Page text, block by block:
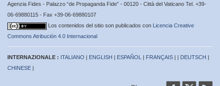
Agenzia Fides - Palazzo “de Propaganda Fide” - 00120 - Città del Vaticano Tel. +39-
06-69880115 - Fax +39-06-69880107
Los contenidos del sitio son publicados con Licencia Creative
Commons Atribución 4.0 Internacional
INTERNAZIONALE : ITALIANO | ENGLISH | ESPAÑOL | FRANÇAIS | | DEUTSCH |
CHINESE |